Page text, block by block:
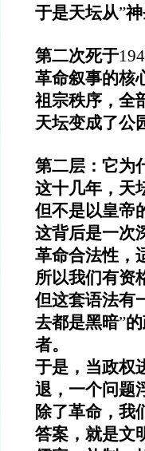
于是天坛从”
第二次死于
革命叙事的核
祖宗秩序，全
天坛变成了公
第二层：它为
这十几年，天
但不是以皇帝
这背后是一次
革命合法性，
所以我们有资
但这套语法有
去都是黑暗”
者。
于是，当政权
退，一个问题
除了革命，我
答案，就是文